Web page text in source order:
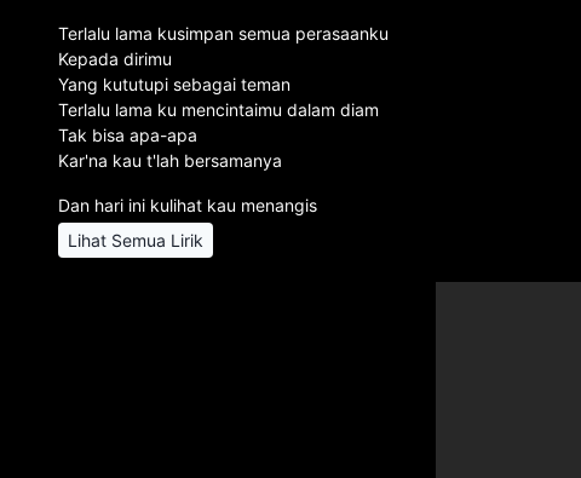
Terlalu lama kusimpan semua perasaanku
Kepada dirimu
Yang kututupi sebagai teman
Terlalu lama ku mencintaimu dalam diam
Tak bisa apa-apa
Kar'na kau t'lah bersamanya
Dan hari ini kulihat kau menangis
Lihat Semua Lirik